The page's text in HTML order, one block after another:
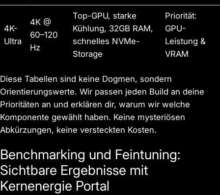
4K-
Ultra
4K @
60–120
Hz
Top-GPU, starke
Kühlung, 32GB RAM,
schnelles NVMe-
Storage
Priorität:
GPU-
Leistung &
VRAM
Diese Tabellen sind keine Dogmen, sondern
Orientierungswerte. Wir passen jeden Build an deine
Prioritäten an und erklären dir, warum wir welche
Komponente gewählt haben. Keine mysteriösen
Abkürzungen, keine versteckten Kosten.
Benchmarking und Feintuning:
Sichtbare Ergebnisse mit
Kernenergie Portal